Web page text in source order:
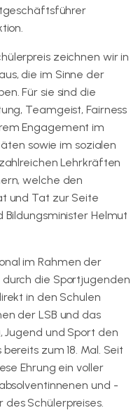
zeichnen wir in
die im Sinne der
Für sie sind die
Teamgeist, Fairness
Engagement im
sowie im sozialen
Lehrkräften
welche den
und Tat zur Seite
Bildungsminister Helmut
im Rahmen der
die Sportjugenden
in den Schulen
der LSB und das
Jugend und Sport den
zum 18. Mal. Seit
Ehrung ein voller
und -
Schülerpreises.